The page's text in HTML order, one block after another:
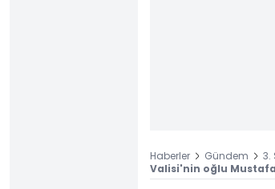
Haberler Gündem 3.
Valisi'nin oğlu